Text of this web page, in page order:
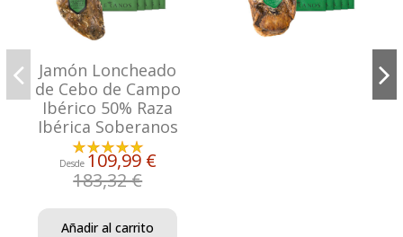
Jamón Loncheado
de Cebo de Campo
Ibérico 50% Raza
Ibérica Soberanos
Desde 109,99 €
183,32 €
Añadir al carrito